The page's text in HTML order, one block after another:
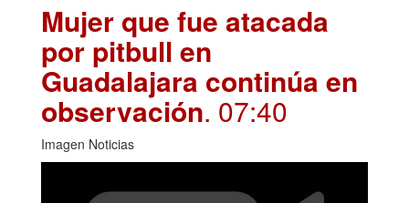
Mujer que fue atacada
por pitbull en
Guadalajara continúa en
observación. 07:40
Imagen Noticias